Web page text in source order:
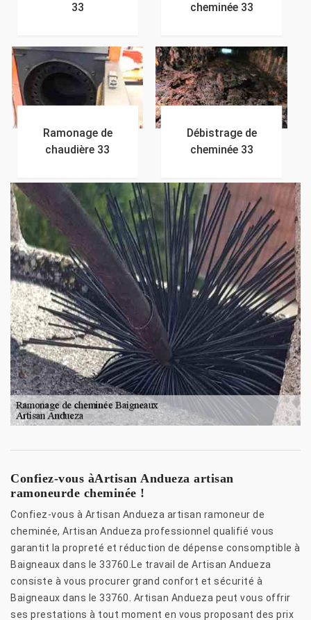
33
cheminée 33
Ramonage de
chaudière 33
Débistrage de
cheminée 33
Confiez-vous àArtisan Andueza artisan
ramoneurde cheminée !
Confiez-vous à Artisan Andueza artisan ramoneur de
cheminée, Artisan Andueza professionnel qualifié vous
garantit la propreté et réduction de dépense consomptible à
Baigneaux dans le 33760.Le travail de Artisan Andueza
consiste à vous procurer grand confort et sécurité à
Baigneaux dans le 33760. Artisan Andueza peut vous offrir
ses prestations à tout moment en vous proposant des prix